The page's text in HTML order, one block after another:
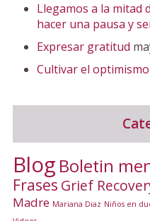
Llegamos a la mitad
hacer una pausa y
Expresar gratitud
Cultivar el optimismo
Blog Boletin
Frases Grief
Madre Mariana Diaz Niños en